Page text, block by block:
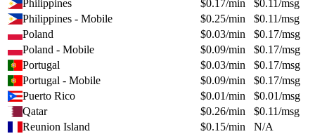
Philippines $0.17/min $0.11 /msg
Philippines - Mobile
$0.25/min $0.11/msg
Poland
$0.03/min $0.17/msg
Poland - Mobile
$0.09/min $0.17/msg
Portugal
$0.03/min $0.17/msg
Portugal - Mobile
$0.09/min $0.17/msg
Puerto Rico
$0.01/min $0.01/msg
Qatar
$0.26/min $0.11/msg
Reunion Island
$0.15/min
N/A